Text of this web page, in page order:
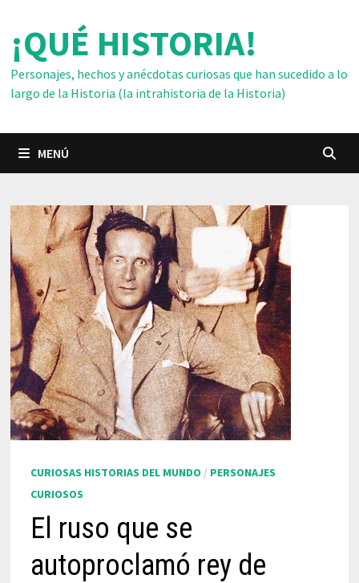
contenido
¡QUÉ HISTORIA!
Personajes, hechos y anécdotas curiosas que han sucedido a lo
largo de la Historia (la intrahistoria de la Historia)
MENÚ
CURIOSAS HISTORIAS DEL MUNDO / PERSONAJES
CURIOSOS
El ruso que se
autoproclamó rey de